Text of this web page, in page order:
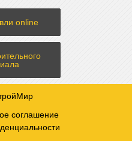
online
соглашение